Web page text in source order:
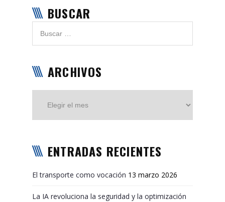
BUSCAR
ARCHIVOS
ENTRADAS RECIENTES
El transporte como vocación 13 marzo 2026
La IA revoluciona la seguridad y la optimización